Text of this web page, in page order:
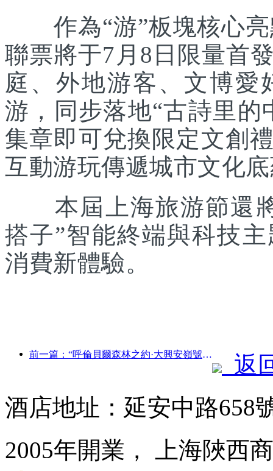
作為“游”板塊核心亮
聯票將于7月8日限量首
庭、外地游客、文博愛
游，同步落地“古詩里
集章即可兌換限定文創
互動游玩傳遞城市文化
本屆上海旅游節還將
搭子”智能終端與科技
消費新體驗。
前一篇：“呼倫貝爾森林之約·大興安嶺號--星光列車·天翼之旅”旅游專列首發
返
酒店地址：延安中路658
2005年開業， 上海陜